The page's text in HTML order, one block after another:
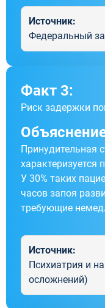
Источник:
Федеральный
Факт 3:
Риск задержки
Принудительная
характеризуется
У 30% таких
часов запоя
требующие
Источник:
Психиатрия и
осложнений)